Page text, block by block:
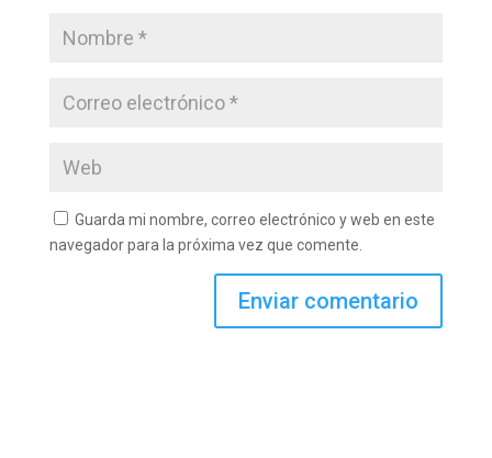
Guarda mi nombre, correo electrónico y web en este
navegador para la próxima vez que comente.